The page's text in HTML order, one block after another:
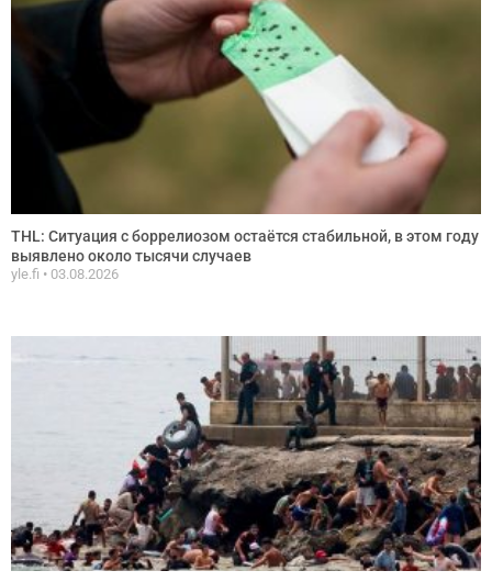
THL: Ситуация с боррелиозом остаётся стабильной, в этом году
выявлено около тысячи случаев
yle.fi 03.08.2026